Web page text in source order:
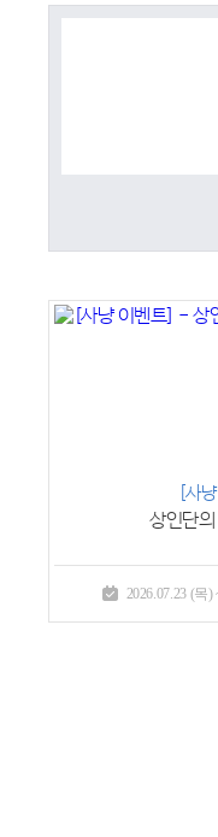
[사
상인단
2026.07.23 (목)